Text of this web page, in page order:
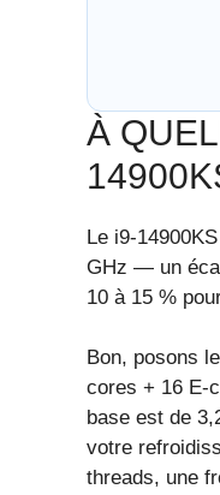
À
Le i9-
GHz — un
10 à 15 %
Bon, posons
cores + 16 E-
base est de
votre
threads, une